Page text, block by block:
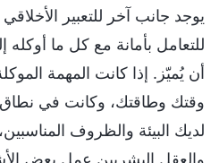
يوجد جانب آخر للتعبير
للتعامل بأمانة مع كل ما أوكله
أن يُميّز. إذا كانت المهمة
وقتك وطاقتك، وكانت في نطاق
لديك البيئة والظروف
والعقل البشريين عمل بعض